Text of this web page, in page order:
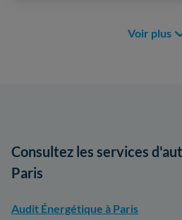
Voir plus
Consultez les services
Paris
Audit Énergétique à Paris